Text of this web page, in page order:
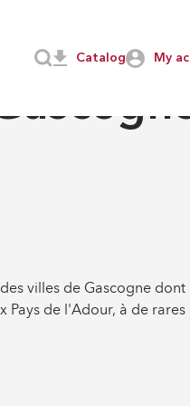
My
Catalog
LETTRES
villes de Gascogne
Pays de l'Adour, à de